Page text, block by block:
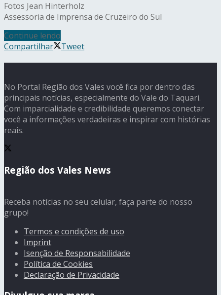
Fotos Jean Hinterholz
Assessoria de Imprensa de Cruzeiro do Sul
Continue lendo
Compartilhar
Tweet
No Portal Região dos Vales você fica por dentro das
principais notícias, especialmente do Vale do Taquari.
Com imparcialidade e credibilidade queremos conectar
você a informações verdadeiras e inspirar com histórias
reais.
Região dos Vales News
Receba notícias no seu celular, faça parte do nosso
grupo!
Termos e condições de uso
Imprint
Isenção de Responsabilidade
Política de Cookies
Declaração de Privacidade